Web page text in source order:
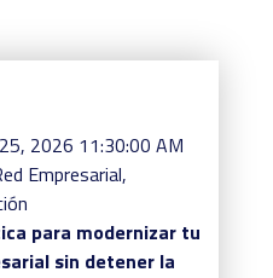
2026 11:30:00 AM
Empresarial,
para modernizar tu
sin detener la